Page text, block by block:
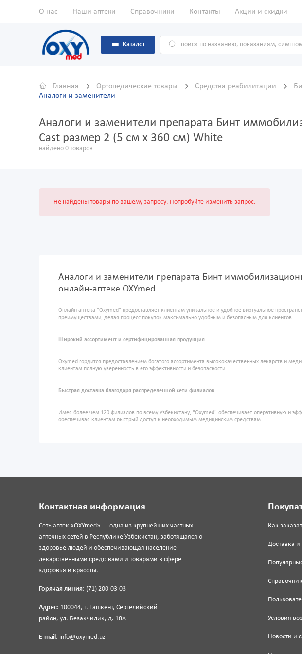
О нас Наши аптеки Справочники Контакты Акции и скидки
Каталог
Главная Ортопедические товары Средства реабилитации
Аналоги и заменители
Аналоги и заменители препарата Бинт
Cast размер 2 (5 см х 360 см) White
найдено 0 товаров
Не найдены товары по вашему запросу. Попробуйте изменить запрос.
Аналоги и заменители препарата Бинт
онлайн-аптеке OXYmed
Онлайн аптека "Oxymed" предоставляет клиентам уникальное и удобное виртуальное
преимуществами, делая процесс покупок максимально удобным и безопасным для клиентов.
Широкий ассортимент и сертифицированная продукция
Oxymed гордится предоставлением богатого ассортимента высококачественных лекарств и
клиентам полную уверенность в его эффективности и безопасности.
Быстрая доставка благодаря распределенной сети филиалов
Имея более чем 120 филиалов по всему Узбекистану, "Oxymed" обеспечивает оперативную и
обеспечивая клиентам быстрый доступ к необходимым медицинским средствам
Контактная информация
Сеть аптек «OXYmed» — одна из крупнейших частных
аптечных сетей в Республике Узбекистан, заботящаяся о
здоровье людей и обеспечивающая население
лекарственными средствами и товарами в сфере
здоровья и красоты.
Горячая линия: (71) 200-03-03
Адрес: 100044, г. Ташкент, Сергелийский
район, ул. Безакчилик, д. 18А
E-mail: info@oxymed.uz
Как
Доставка и
Условия
Новости и